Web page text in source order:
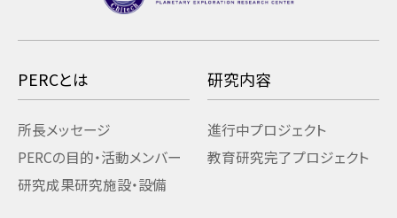
PERCとは
所長メッセージ
PERCの目的・活動メンバー
研究成果研究施設・設備
研究内容
進行中プロジェクト
教育研究完了プロジェクト